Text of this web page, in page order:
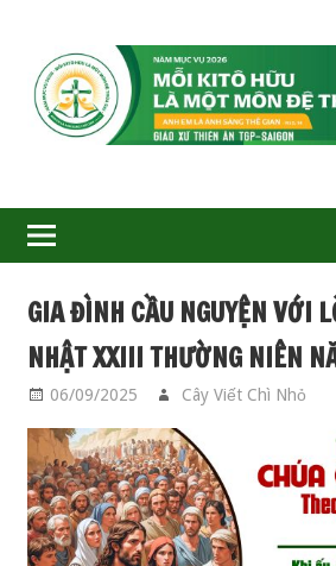
XỨ
TGP
GIA ĐÌNH CẦU NGUYỆN VỚI
NHẬT XXIII THƯỜNG NIÊN
06/09/2025 Cây Viết Chì Nhỏ